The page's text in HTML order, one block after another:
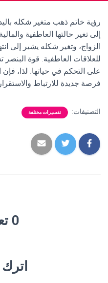
رؤية خاتم ذهب متغير شكله
إلى تغير حالتها العاطفية
الزواج، وتغير شكله يشير إلى
للعلاقات العاطفية. قوة البنصر
على التحكم في حياتها. لذا،
فرصة جديدة للارتباط
التصنيفات: تفسيرات مختلفة
0 تعليق
اترك